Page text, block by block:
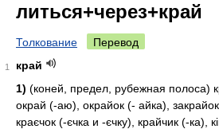
литься+через+край
Толкование Перевод
1
край
1) (коней, предел, рубежная полоса)
окрай (-аю), окрайок (- айка),
краєчок (-єчка и -єчку), крайчик (-ка),